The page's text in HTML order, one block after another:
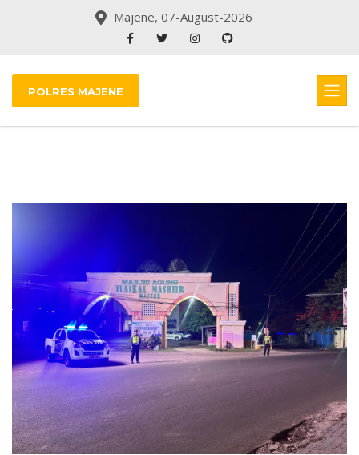
Majene, 07-August-2026
POLRES MAJENE